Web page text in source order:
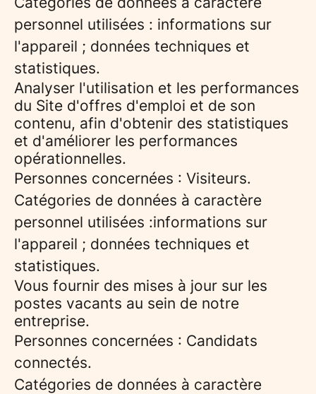
personnel utilisées : informations sur
l'appareil ; données techniques et
statistiques.
Analyser l'utilisation et les performances
du Site d'offres d'emploi et de son
contenu, afin d'obtenir des statistiques
et d'améliorer les performances
opérationnelles.
Personnes concernées : Visiteurs.
Catégories de données à caractère
personnel utilisées :informations sur
l'appareil ; données techniques et
statistiques.
Vous fournir des mises à jour sur les
postes vacants au sein de notre
entreprise.
Personnes concernées : Candidats
connectés.
Catégories de données à caractère